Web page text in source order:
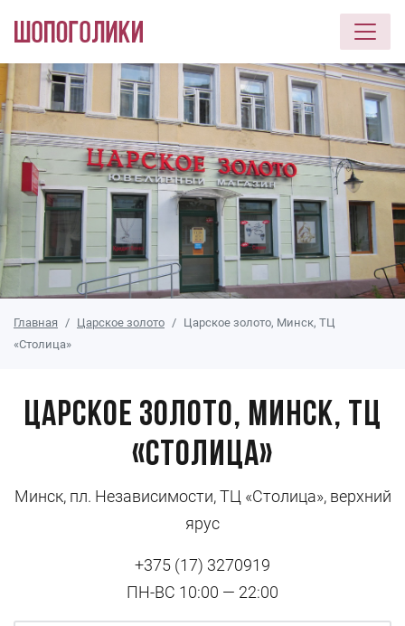
Перейти к основному содержанию
Главная Царское золото
Царское золото, Минск, ТЦ
«Столица»
Царское золото, Минск, ТЦ
«Столица»
Минск, пл. Независимости, ТЦ «Столица», верхний
ярус
+375 (17) 3270919
ПН-ВС 10:00 — 22:00